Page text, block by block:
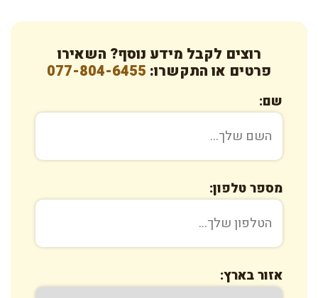
רוצים לקבל מידע נוסף? השאירו
פרטים או התקשרו: 077-804-6455
שם:
מספר טלפון:
אזור בארץ: